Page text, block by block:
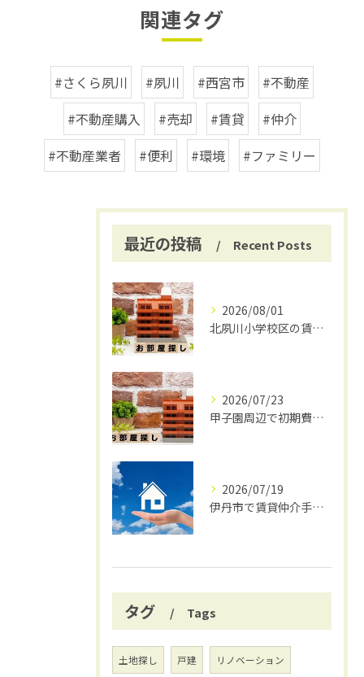
関連タグ
#さくら夙川 #夙川 #西宮市
#不動産
#不動産購入
#売却 #賃貸
#仲介
#不動産業者
#便利 #環境 #ファミリー
最近の投稿 Recent Posts
2026/08/01
北夙川小学校区の賃貸と仲介手数料無料の魅力
2026/07/23
甲子園周辺で初期費用安く賃貸探し
2026/07/19
伊丹市で賃貸仲介手数料無料の賢い借り方
タグ Tags
土地探し 戸建 リノベーション